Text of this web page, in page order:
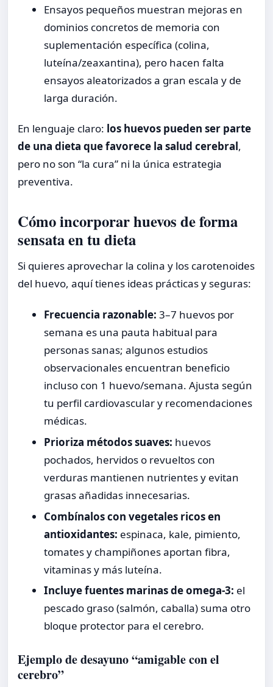
Ensayos pequeños muestran mejoras en
dominios concretos de memoria con
suplementación específica (colina,
luteína/zeaxantina), pero hacen falta
ensayos aleatorizados a gran escala y de
larga duración.
En lenguaje claro: los huevos pueden ser parte
de una dieta que favorece la salud cerebral,
pero no son “la cura” ni la única estrategia
preventiva.
Cómo incorporar huevos de forma
sensata en tu dieta
Si quieres aprovechar la colina y los carotenoides
del huevo, aquí tienes ideas prácticas y seguras:
Frecuencia razonable: 3–7 huevos por
semana es una pauta habitual para
personas sanas; algunos estudios
observacionales encuentran beneficio
incluso con 1 huevo/semana. Ajusta según
tu perfil cardiovascular y recomendaciones
médicas.
Prioriza métodos suaves: huevos
pochados, hervidos o revueltos con
verduras mantienen nutrientes y evitan
grasas añadidas innecesarias.
Combínalos con vegetales ricos en
antioxidantes: espinaca, kale, pimiento,
tomates y champiñones aportan fibra,
vitaminas y más luteína.
Incluye fuentes marinas de omega-3: el
pescado graso (salmón, caballa) suma otro
bloque protector para el cerebro.
Ejemplo de desayuno “amigable con el
cerebro”